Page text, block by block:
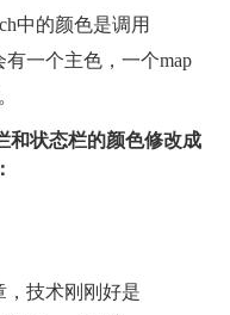
中的颜色是调用
有一个主色，一个map
和状态栏的颜色修改成
，技术刚刚好是